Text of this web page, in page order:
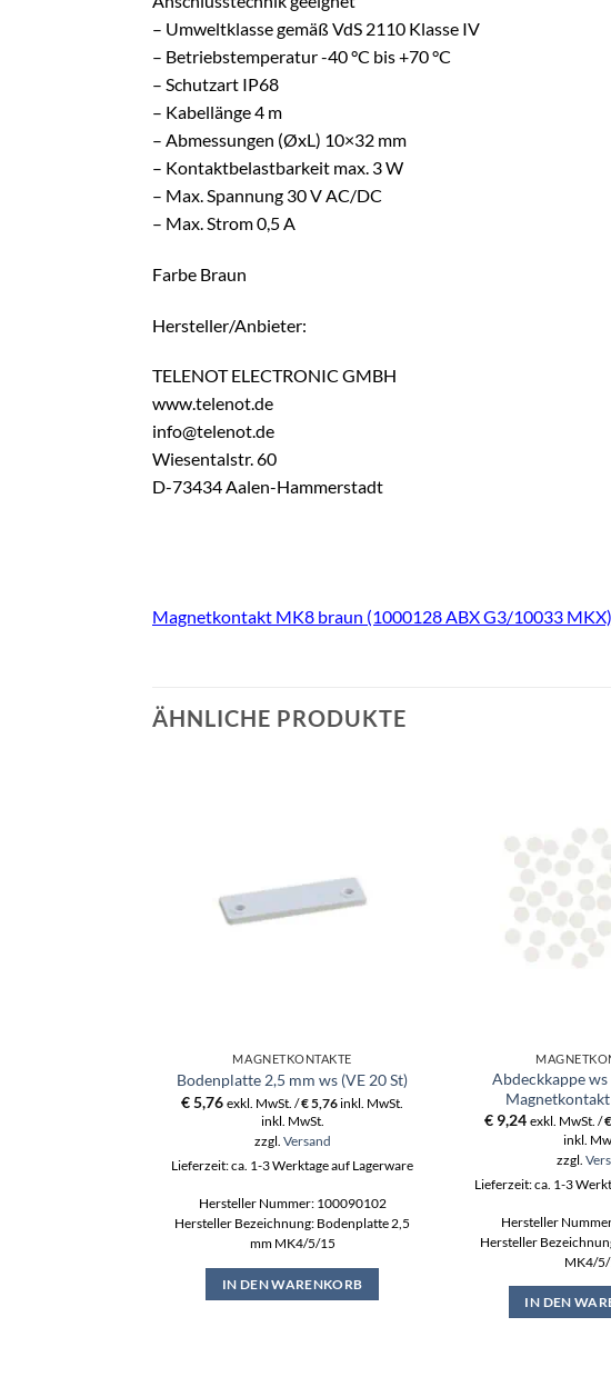
– Umweltklasse gemäß VdS 2110 Klasse IV
– Betriebstemperatur -40 °C bis +70 °C
– Schutzart IP68
– Kabellänge 4 m
– Abmessungen (ØxL) 10×32 mm
– Kontaktbelastbarkeit max. 3 W
– Max. Spannung 30 V AC/DC
– Max. Strom 0,5 A
Farbe Braun
Hersteller/Anbieter:
TELENOT ELECTRONIC GMBH
www.telenot.de
info@telenot.de
Wiesentalstr. 60
D-73434 Aalen-Hammerstadt
Magnetkontakt MK8 braun (1000128 ABX G3/10033 MKX)
ÄHNLICHE PRODUKTE
MAGNETKONTAKTE
Bodenplatte 2,5 mm ws (VE 20 St)
€5,76 exkl. MwSt. /€5,76inkl. MwSt.
inkl. MwSt.
zzgl. Versand
Lieferzeit: ca. 1-3 Werktage auf Lagerware
Hersteller Nummer: 100090102
Hersteller Bezeichnung: Bodenplatte 2,5
mm MK4/5/15
IN DEN WARENKORB
Abdeckkappe ws
Magnetkontakt
€9,24 exkl. MwSt. /€
inkl.
zzgl.
Lieferzeit: ca. 1-3
Hersteller
Hersteller
MK4/
IN DEN